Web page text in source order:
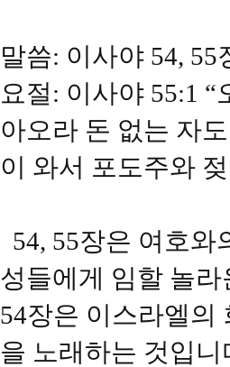
말씀: 이사야 54, 55
요절: 이사야 55:1
아오라 돈 없는 자
이 와서 포도주와
54, 55장은 여호
성들에게 임할 놀
54장은 이스라엘의
을 노래하는 것입